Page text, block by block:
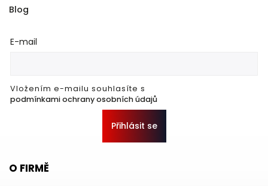
Blog
E-mail
Vložením e-mailu souhlasíte s
podmínkami ochrany osobních údajů
Přihlásit se
O FIRMĚ